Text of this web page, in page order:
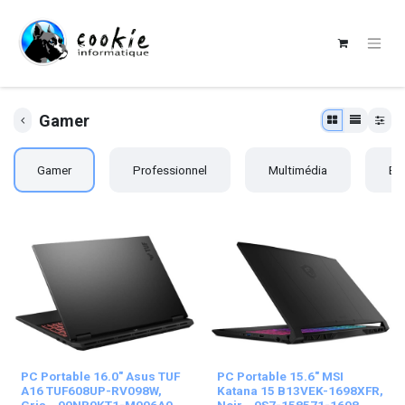
Gamer
Gamer Professionnel Multimédia
PC Portable 16.0" Asus TUF
A16 TUF608UP-RV098W,
PC Portable 15.6" MSI
Katana 15 B13VEK-1698XFR,